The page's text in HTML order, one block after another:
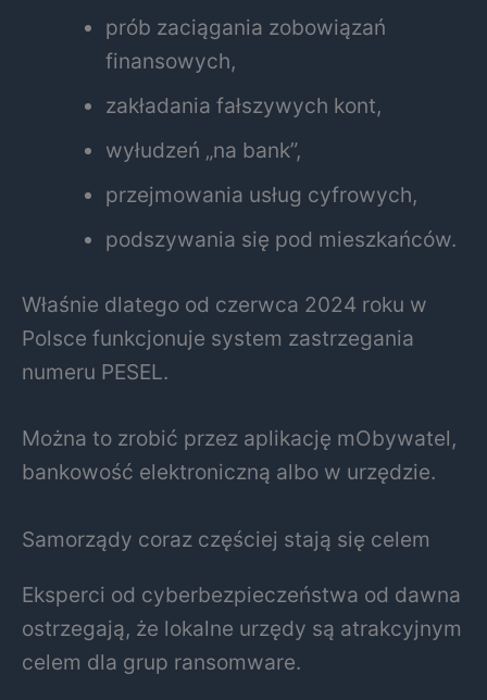
prób zaciągania zobowiązań
finansowych,
zakładania fałszywych kont,
wyłudzeń „na bank”,
przejmowania usług cyfrowych,
podszywania się pod mieszkańców.
Właśnie dlatego od czerwca 2024 roku w
Polsce funkcjonuje system zastrzegania
numeru PESEL.
Można to zrobić przez aplikację mObywatel,
bankowość elektroniczną albo w urzędzie.
Samorządy coraz częściej stają się celem
Eksperci od cyberbezpieczeństwa od dawna
ostrzegają, że lokalne urzędy są atrakcyjnym
celem dla grup ransomware.